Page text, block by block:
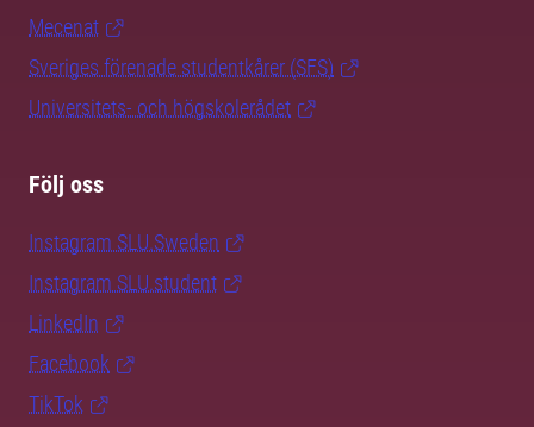
Mecenat
Sveriges förenade studentkårer (SFS)
Universitets- och högskolerådet
Följ oss
Instagram SLU.Sweden
Instagram SLU.student
LinkedIn
Facebook
TikTok